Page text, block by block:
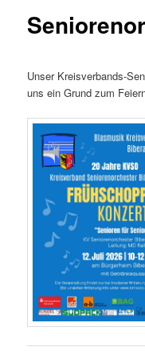
Unser Kreisverbands-
uns ein Grund zum